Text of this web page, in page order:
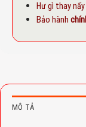
Hư gì thay
Bảo hành
MÔ TẢ